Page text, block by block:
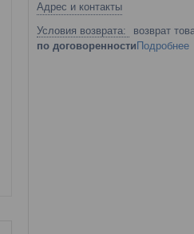
Адрес и контакты
возврат
по договоренности Подробнее